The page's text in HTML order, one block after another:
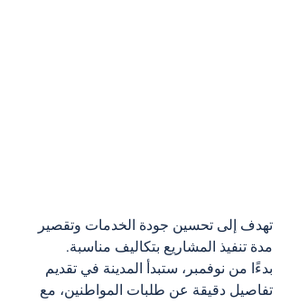
تهدف إلى تحسين جودة الخدمات وتقصير
مدة تنفيذ المشاريع بتكاليف مناسبة.
بدءًا من نوفمبر، ستبدأ المدينة في تقديم
تفاصيل دقيقة عن طلبات المواطنين، مع